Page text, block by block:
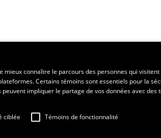
connaître le parcours des personnes qui
Certains témoins sont essentiels pour la
impliquer le partage de vos données avec des
ciblée Témoins de fonctionnalité